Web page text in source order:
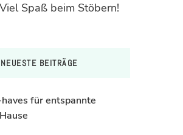
Spaß beim Stöbern!
NEUESTE BEITRÄGE
für entspannte